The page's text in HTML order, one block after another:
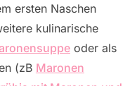
ersten Naschen
kulinarische
oder als
(zB Maronen